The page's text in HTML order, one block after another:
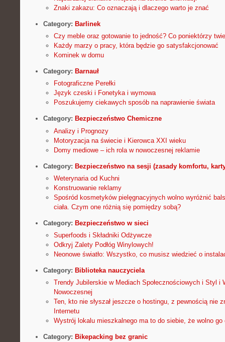
Znaki zakazu: Co oznaczają i dlaczego warto je znać
Category: Barlinek
Czy meble oraz gotowanie to jedność? Co poniektórzy
Każdy marzy o pracy, która będzie go satysfakcjonować
Kominek w domu
Category: Barnauł
Fotograficzne Perełki
Język czeski i Fonetyka i wymowa
Poszukujemy ciekawych sposób na naprawienie świata
Category: Bezpieczeństwo Chemiczne
Analizy i Prognozy
Motoryzacja na świecie i Kierowca XXI wieku
Domy mediowe – ich rola w nowoczesnej reklamie
Category: Bezpieczeństwo na sesji (zasady komfortu,
Weterynaria od Kuchni
Konstruowanie reklamy
Spośród kosmetyków pielęgnacyjnych wolno wyróżnić
ciała. Czym one różnią się pomiędzy sobą?
Category: Bezpieczeństwo w sieci
Superfoods i Składniki Odżywcze
Odkryj Zalety Podłóg Winylowych!
Neonowe światło: Wszystko, co musisz wiedzieć o
Category: Biblioteka nauczyciela
Trendy Jubilerskie w Mediach Społecznościowych i Styl i
Nowoczesnej
Ten, kto nie słyszał jeszcze o hostingu, z pewnością nie
Internetu
Wystrój lokalu mieszkalnego ma to do siebie, że wolno go
Category: Bikepacking bez granic